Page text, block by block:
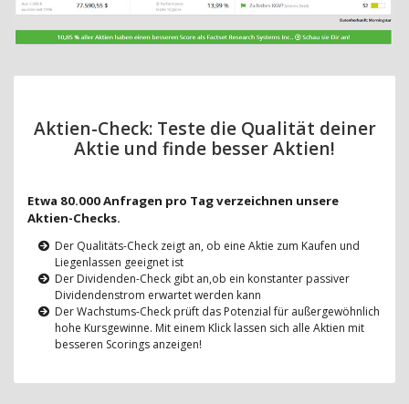
Aktien-Check: Teste die Qualität deiner
Aktie und finde besser Aktien!
Etwa 80.000 Anfragen pro Tag verzeichnen unsere
Aktien-Checks.
Der Qualitäts-Check zeigt an, ob eine Aktie zum Kaufen und
Liegenlassen geeignet ist
Der Dividenden-Check gibt an,ob ein konstanter passiver
Dividendenstrom erwartet werden kann
Der Wachstums-Check prüft das Potenzial für außergewöhnlich
hohe Kursgewinne. Mit einem Klick lassen sich alle Aktien mit
besseren Scorings anzeigen!